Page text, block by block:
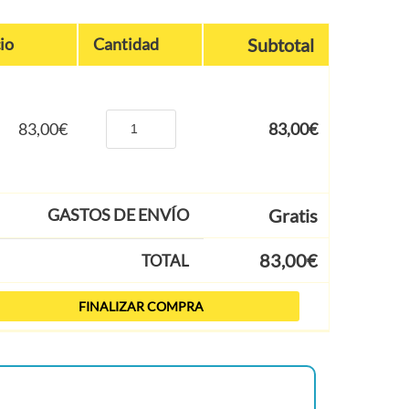
Cantidad Subtotal
83,00€ 83,00€
GASTOS DE ENVÍO Gratis
TOTAL 83,00€
FINALIZAR COMPRA